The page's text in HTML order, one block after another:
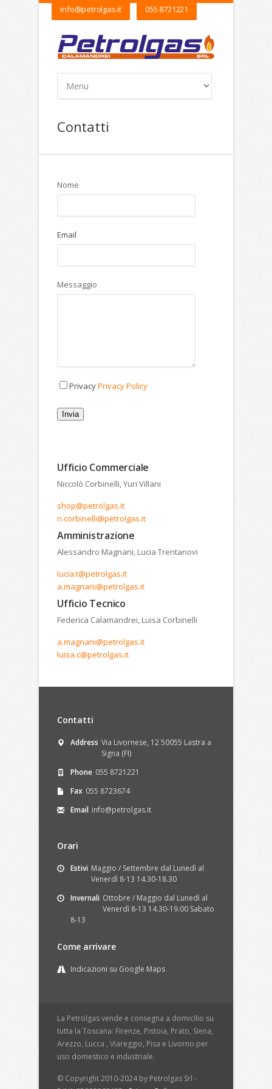
info@petrolgas.it 055 8721221
Contatti
Nome
Email
Messaggio
PrivacyPrivacy Policy
Invia
Ufficio Commerciale
Niccolò Corbinelli, Yuri Villani
shop@petrolgas.it
n.corbinelli@petrolgas.it
Amministrazione
Alessandro Magnani, Lucia Trentanovi
lucia.t@petrolgas.it
a.magnani@petrolgas.it
Ufficio Tecnico
Federica Calamandrei, Luisa Corbinelli
a.magnani@petrolgas.it
luisa.c@petrolgas.it
Contatti
Address Via Livornese, 12 50055 Lastra a
Signa (FI)
Phone 055 8721221
Fax 055 8723674
Email info@petrolgas.it
Orari
Estivi Maggio / Settembre dal Lunedì al
Venerdì 8-13 14.30-18.30
Invernali Ottobre / Maggio dal Lunedì al
Venerdì 8-13 14.30-19.00 Sabato
8-13
Come arrivare
Indicazioni su Google Maps
La Petrolgas vende e consegna a domicilio su
tutta la Toscana: Firenze, Pistoia, Prato, Siena,
Arezzo, Lucca , Viareggio, Pisa e Livorno per
uso domestico e industriale.
© Copyright 2010-2024 by Petrolgas Srl -